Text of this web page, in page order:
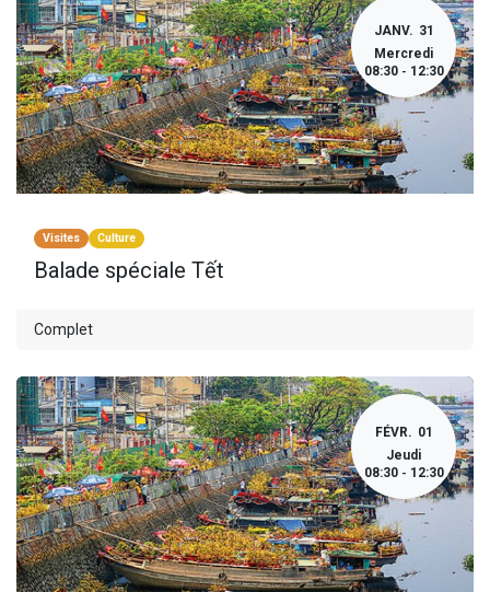
JANV. 31
Mercredi
08:30 - 12:30
Visites Culture
Balade spéciale Tết
Complet
FÉVR. 01
Jeudi
08:30 - 12:30